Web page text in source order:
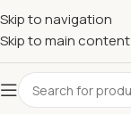
Skip to navigation
Skip to main content